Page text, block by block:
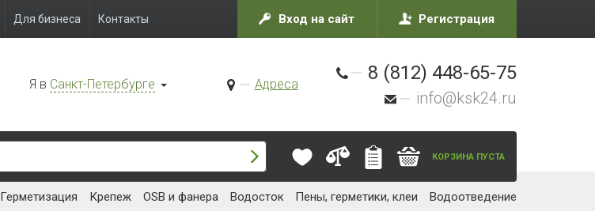
Для бизнеса Контакты Вход на сайт Регистрация
Я в Санкт-Петербурге Адреса
8 (812) 448-65-75
info@ksk24.ru
КОРЗИНА ПУСТА
Герметизация Крепеж OSB и фанера Водосток Пены, герметики, клеи Водоотведение